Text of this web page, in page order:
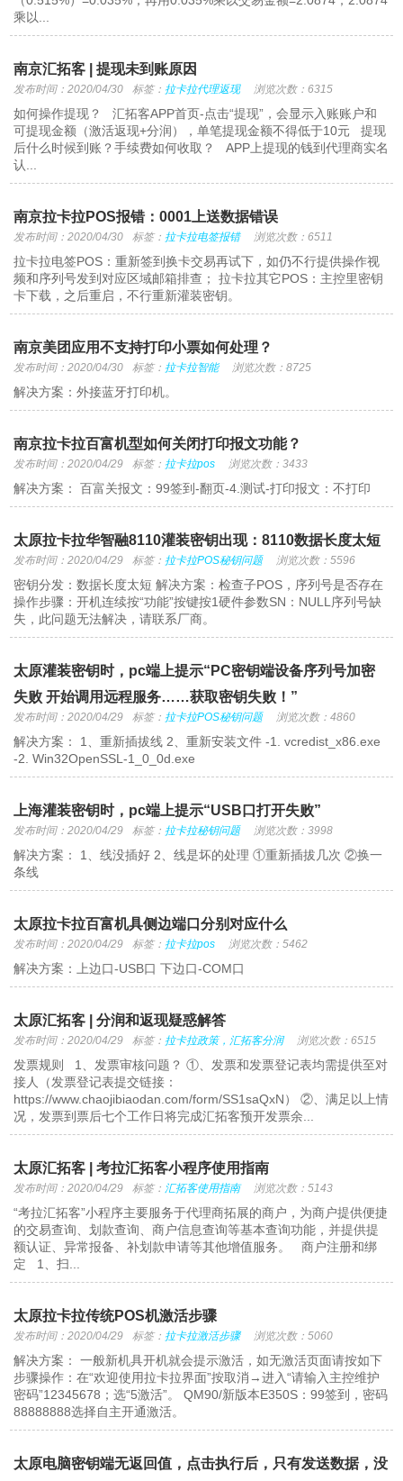
乘以...
南京汇拓客 | 提现未到账原因
发布时间：2020/04/30 标签： 拉卡拉代理返现 浏览次数：6315
如何操作提现？ 汇拓客APP首页-点击“提现”，会显示入账账户和
可提现金额（激活返现+分润），单笔提现金额不得低于10元 提现
后什么时候到账？手续费如何收取？ APP上提现的钱到代理商实名
认...
南京拉卡拉POS报错：0001上送数据错误
发布时间：2020/04/30 标签： 拉卡拉电签报错 浏览次数：6511
拉卡拉电签POS：重新签到换卡交易再试下，如仍不行提供操作视
频和序列号发到对应区域邮箱排查； 拉卡拉其它POS：主控里密钥
卡下载，之后重启，不行重新灌装密钥。
南京美团应用不支持打印小票如何处理？
发布时间：2020/04/30 标签： 拉卡拉智能 浏览次数：8725
解决方案：外接蓝牙打印机。
南京拉卡拉百富机型如何关闭打印报文功能？
发布时间：2020/04/29 标签： 拉卡拉pos 浏览次数：3433
解决方案： 百富关报文：99签到-翻页-4.测试-打印报文：不打印
太原拉卡拉华智融8110灌装密钥出现：8110数据长度太短
发布时间：2020/04/29 标签： 拉卡拉POS秘钥问题 浏览次数：5596
密钥分发：数据长度太短 解决方案：检查子POS，序列号是否存在
操作步骤：开机连续按“功能”按键按1硬件参数SN：NULL序列号缺
失，此问题无法解决，请联系厂商。
太原灌装密钥时，pc端上提示“PC密钥端设备序列号加密
失败 开始调用远程服务……获取密钥失败！”
发布时间：2020/04/29 标签： 拉卡拉POS秘钥问题 浏览次数：4860
解决方案： 1、重新插拔线 2、重新安装文件 -1. vcredist_x86.exe
-2. Win32OpenSSL-1_0_0d.exe
上海灌装密钥时，pc端上提示“USB口打开失败”
发布时间：2020/04/29 标签： 拉卡拉秘钥问题 浏览次数：3998
解决方案： 1、线没插好 2、线是坏的处理 ①重新插拔几次 ②换一
条线
太原拉卡拉百富机具侧边端口分别对应什么
发布时间：2020/04/29 标签： 拉卡拉pos 浏览次数：5462
解决方案：上边口-USB口 下边口-COM口
太原汇拓客 | 分润和返现疑惑解答
发布时间：2020/04/29 标签： 拉卡拉政策，汇拓客分润 浏览次数：6515
发票规则 1、发票审核问题？ ①、发票和发票登记表均需提供至对
接人（发票登记表提交链接：
https://www.chaojibiaodan.com/form/SS1saQxN） ②、满足以上情
况，发票到票后七个工作日将完成汇拓客预开发票余...
太原汇拓客 | 考拉汇拓客小程序使用指南
发布时间：2020/04/29 标签： 汇拓客使用指南 浏览次数：5143
“考拉汇拓客”小程序主要服务于代理商拓展的商户，为商户提供便捷
的交易查询、划款查询、商户信息查询等基本查询功能，并提供提
额认证、异常报备、补划款申请等其他增值服务。 商户注册和绑
定 1、扫...
太原拉卡拉传统POS机激活步骤
发布时间：2020/04/29 标签： 拉卡拉激活步骤 浏览次数：5060
解决方案： 一般新机具开机就会提示激活，如无激活页面请按如下
步骤操作：在“欢迎使用拉卡拉界面”按取消→进入“请输入主控维护
密码”12345678；选“5激活”。 QM90/新版本E350S：99签到，密码
88888888选择自主开通激活。
太原电脑密钥端无返回值，点击执行后，只有发送数据，没